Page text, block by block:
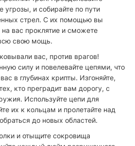
угрозы, и собирайте по пути
стрел. С их помощью вы
вас проклятие и сможете
свою мощь.
вас, против врагов!
силу и повелевайте цепями, что
в глубинах крипты. Изгоняйте,
кто преградит вам дорогу, с
Используйте цепи для
их к кольцам и пролетайте над
до новых областей.
и отыщите сокровища